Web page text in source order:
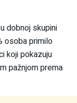
dobnoj skupini
osoba primilo
koji pokazuju
pažnjom prema